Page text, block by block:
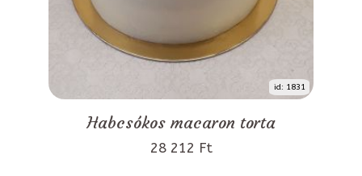
id: 1831
Habcsókos macaron torta
28 212 Ft